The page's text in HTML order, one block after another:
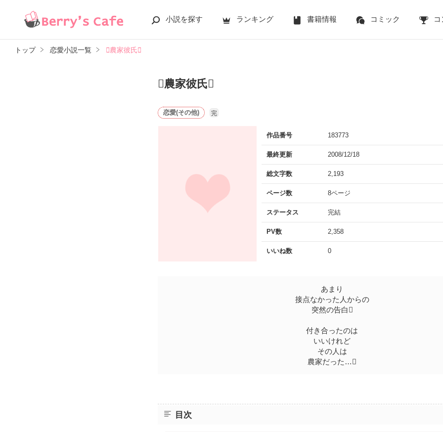
小説を探す ランキング 書籍情報 コミック コ
トップ 恋愛小説一覧 農家彼氏
農家彼氏
恋愛(その他) 完
作品番号 183773
最終更新 2008/12/18
総文字数 2,193
ページ数 8ページ
ステータス 完結
PV数 2,358
いいね数 0
あまり
接点なかった人からの
突然の告白
付き合ったのは
いいけれど
その人は
農家だった…
目次